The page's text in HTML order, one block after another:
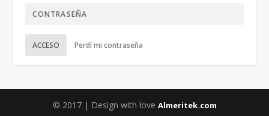
ACCESO Perdí mi contraseña
© 2017 | Design with love Almeritek.com